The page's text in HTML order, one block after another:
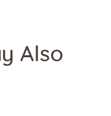
Also